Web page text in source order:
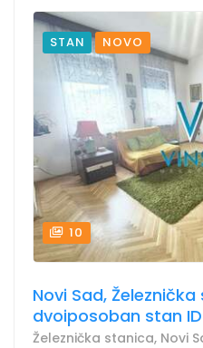
STAN NOVO
10
Novi Sad,
dvoiposoban stan
Železnička stanica, Novi